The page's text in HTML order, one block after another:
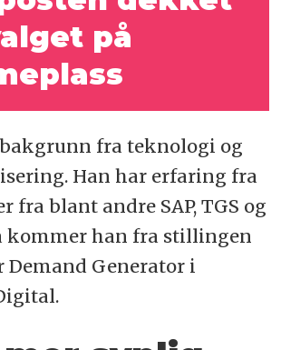
på
fra teknologi og
Han har erfaring fra
fra blant andre SAP, TGS og
kommer han fra stillingen
Demand Generator i